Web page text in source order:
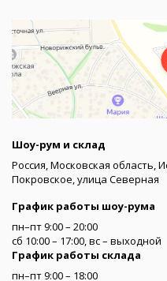
Шоу-рум и склад
Россия, Московская область,
Покровское, улица Северная
График работы шоу-рума
пн–пт 9:00 – 20:00
сб 10:00 – 17:00, вс – выходной
График работы склада
пн–пт 9:00 – 18:00